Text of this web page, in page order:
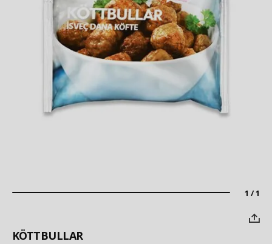
1 / 1
KÖTTBULLAR